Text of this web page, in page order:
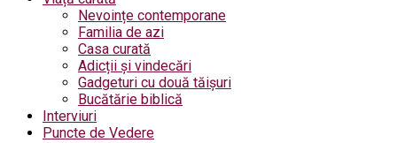
Nevoințe contemporane
Familia de azi
Casa curată
Adicții și vindecări
Gadgeturi cu două tăișuri
Bucătărie biblică
Interviuri
Puncte de Vedere